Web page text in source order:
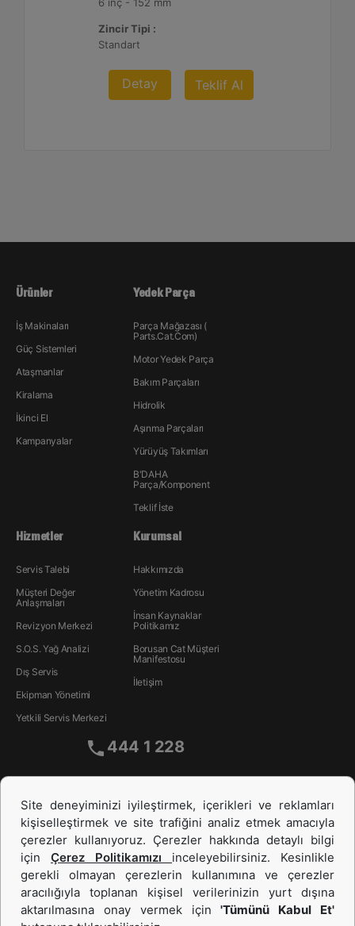
Zincir Tipi :
Standart
Detay Teklif Al
Ürünler
İş Makinaları
Güç Sistemleri
Ataşmanlar
Kiralama
İkinci El
Kampanyalar
Yedek Parça
Parça Mağazası (
Parts.Cat.Com)
Motor Yedek Parça
Bakım Parçaları
Hidrolik
Aşınma Parçaları
Yürüyüş Takımları
B'DAHA
Parça/Komponent
Teklif İste
Hizmetler
Servis Talebi
Müşteri Değer
Anlaşmaları
Revizyon Merkezi
S.O.S. Yağ Analizi
Dış Servis
Ekipman Yönetimi
Yetkili Servis Merkezi
Kurumsal
Hakkımızda
Yönetim Kadrosu
İnsan Kaynakları
Politikamız
Borusan Cat Müşteri
Manifestosu
İletişim
444 1 228
İş Makinası ve Güç Sistemleri
Site deneyiminizi iyileştirmek, içerikleri ve reklamları
kişiselleştirmek ve site trafiğini analiz etmek amacıyla
çerezler kullanıyoruz. Çerezler hakkında detaylı bilgi
için Çerez Politikamızı inceleyebilirsiniz. Kesinlikle
gerekli olmayan çerezlerin kullanımına ve çerezler
aracılığıyla toplanan kişisel verilerinizin yurt dışına
aktarılmasına onay vermek için'Tümünü Kabul Et'